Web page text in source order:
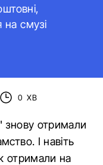
смузі
0 ХВ
знову отримали
І навіть
отримали на